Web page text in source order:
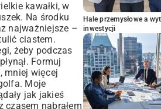
kawałki, w
Na środku
najważniejsze –
ciastem.
żeby podczas
Formuj
mniej więcej
Moje
jak jakieś
czasem nabrałem
Hale przemysłowe a
inwestycji